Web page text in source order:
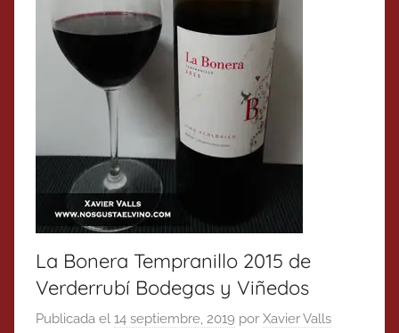
La Bonera Tempranillo 2015 de
Verderrubí Bodegas y Viñedos
Publicada el 14 septiembre, 2019 por Xavier Valls